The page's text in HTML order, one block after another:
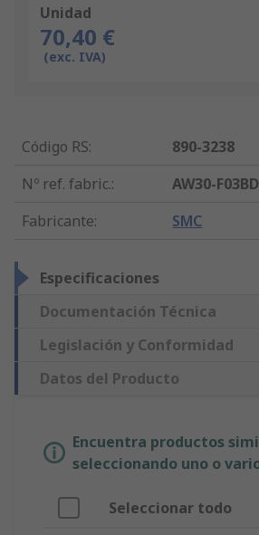
Unidad
70,40 €
(exc. IVA)
Código RS:
890-3238
Nº ref. fabric.:
AW30-
Fabricante: SMC
Especificaciones
Documentación Técnica
Legislación y Conformidad
Datos del Producto
Encuentra productos
seleccionando uno o
Seleccionar todo